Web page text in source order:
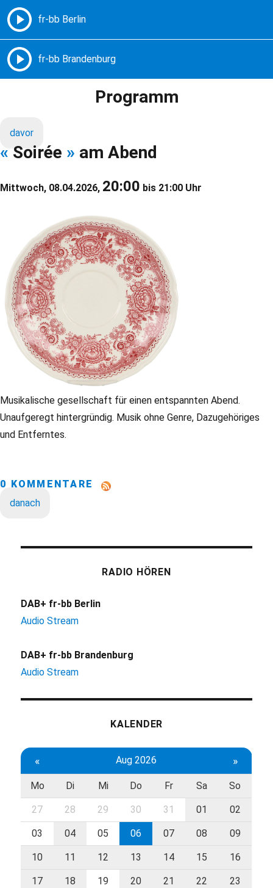
Freie Radios – Berlin Brandenburg
Programm
davor
« Soirée » am Abend
Mittwoch, 08.04.2026, 20:00 bis 21:00 Uhr
Musikalische gesellschaft für einen entspannten Abend.
Unaufgeregt hintergründig. Musik ohne Genre, Dazugehöriges
und Entferntes.
0 KOMMENTARE
danach
RADIO HÖREN
DAB+ fr-bb Berlin
Audio Stream
DAB+ fr-bb Brandenburg
Audio Stream
KALENDER
« Aug 2026 »
Mo Di Mi Do Fr Sa So
27 28 29 30 31 01 02
03 04 05 06 07 08 09
10 11 12 13 14 15 16
17 18 19 20 21 22 23